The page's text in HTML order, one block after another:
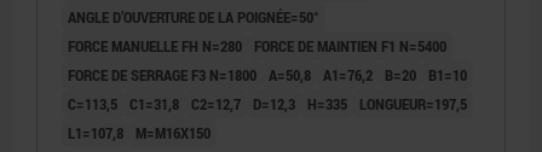
ANGLE D’OUVERTURE DE LA POIGNÉE=50°
FORCE MANUELLE FH N=280
FORCE DE MAINTIEN F1 N=5400
FORCE DE SERRAGE F3 N=1800
A=50,8 A1=76,2 B=20
B1=10
C=113,5
C1=31,8 C2=12,7 D=12,3 H=335
LONGUEUR=197,5
L1=107,8
M=M16X150